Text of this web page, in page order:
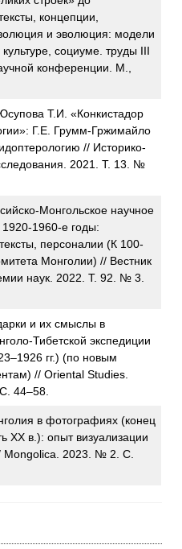
концепции,
и эволюция: модели
культуре, социуме. труды III
конференции. М.,
Т.И. «Конкистадор
Г.Е. Грумм-Гржимайло
// Историко-
2021. Т. 13. №
Монгольское научное
1920-1960-е годы:
персоналии (К 100-
Монголии) // Вестник
наук. 2022. Т. 92. № 3.
и их смыслы в
Тибетской экспедиции
гг.) (по новым
// Oriental Studies.
44–58.
в фотографиях (конец
XX в.): опыт визуализации
Mongolica. 2023. № 2. С.